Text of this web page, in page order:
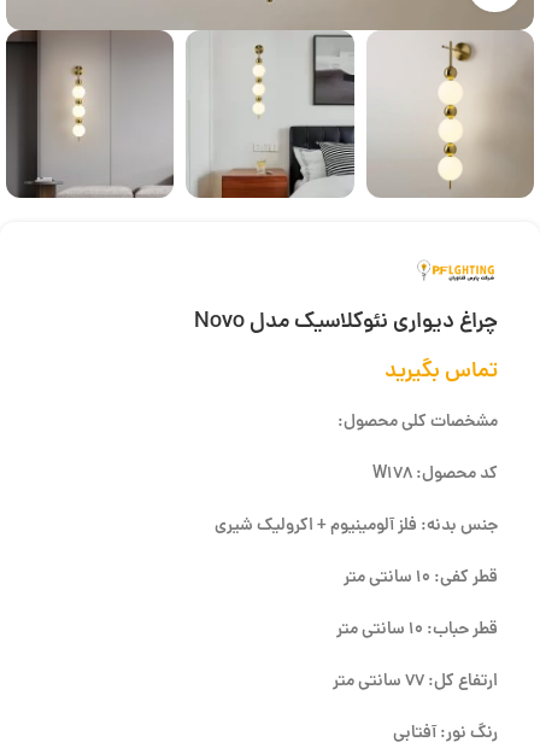
چراغ دیواری نئوکلاسیک مدل Novo
تماس بگیرید
مشخصات کلی محصول:
کد محصول: W178
جنس بدنه: فلز آلومینیوم + اکرولیک شیری
قطر کفی: 10 سانتی متر
قطر حباب: 10 سانتی متر
ارتفاع کل: 77 سانتی متر
رنگ نور: آفتابی